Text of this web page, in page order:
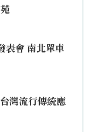
表會 南北單車
灣流行傳統應